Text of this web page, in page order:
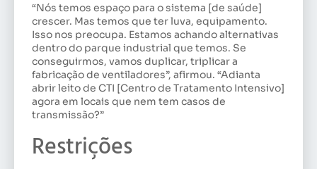
“Nós temos espaço para o sistema [de saúde]
crescer. Mas temos que ter luva, equipamento.
Isso nos preocupa. Estamos achando alternativas
dentro do parque industrial que temos. Se
conseguirmos, vamos duplicar, triplicar a
fabricação de ventiladores”, afirmou. “Adianta
abrir leito de CTI [Centro de Tratamento Intensivo]
agora em locais que nem tem casos de
transmissão?”
Restrições